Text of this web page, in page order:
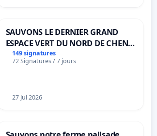
SAUVONS LE DERNIER GRAND
ESPACE VERT DU NORD DE CHENE-
BOUGERIES
149 signatures
72 Signatures / 7 jours
27 Jul 2026